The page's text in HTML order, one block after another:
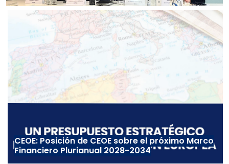
CEOE: Posición de CEOE sobre el próximo Marco
Financiero Plurianual 2028-2034